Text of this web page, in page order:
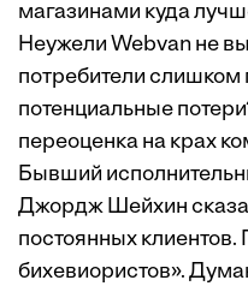
магазинами куда
Неужели Webvan не
потребители слишком
потенциальные
переоценка на крах
Бывший
Джордж Шейхин
постоянных
бихевиористов».